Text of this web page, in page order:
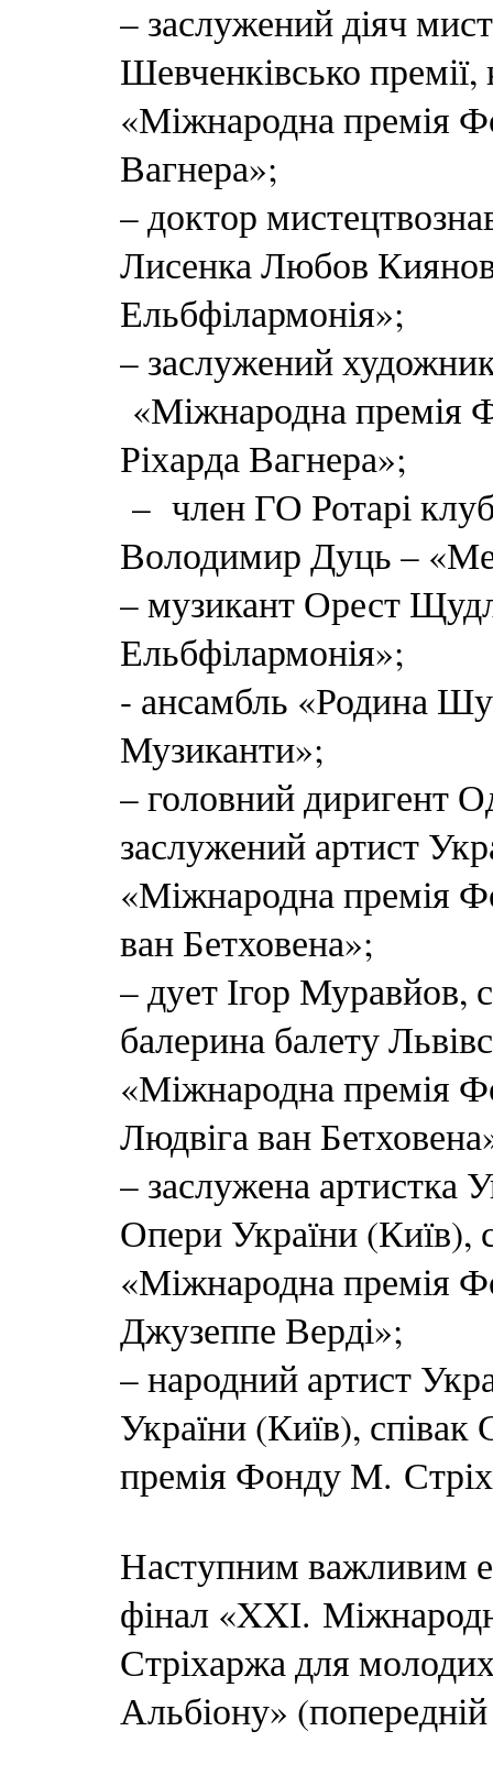
– заслужений діяч
Шевченківсько
«Міжнародна премія
Вагнера»;
– доктор
Лисенка Любов
Ельбфілармонія»;
– заслужений
«Міжнародна
Ріхарда Вагнера»;
– член ГО Ротарі
Володимир Дуць –
– музикант Орест
Ельбфілармонія»;
- ансамбль «Родина
Музиканти»;
– головний диригент
заслужений артист
«Міжнародна премія
ван Бетховена»;
– дует Ігор Муравйов,
балерина балету
«Міжнародна премія
Людвіга ван
– заслужена артистка
Опери України (Київ),
«Міжнародна премія
Джузеппе Верді»;
– народний артист
України (Київ),
премія Фонду М.
Наступним важливим
фінал «XXІ.
Стріхаржа для
Альбіону»